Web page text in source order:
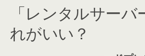
「レンタルサー
れがいい？